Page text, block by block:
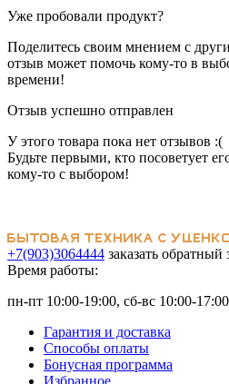
Уже пробовали продукт?
Поделитесь своим мнением с
отзыв может помочь кому-то в
времени!
Отзыв успешно отправлен
У этого товара пока нет отзывов :(
Будьте первыми, кто посоветует
кому-то с выбором!
+7(903)3064444 заказать обратный
Время работы:
пн-пт 10:00-19:00, сб-вс 10:00-17:00
Гарантия и доставка
Способы оплаты
Бонусная программа
Избранное